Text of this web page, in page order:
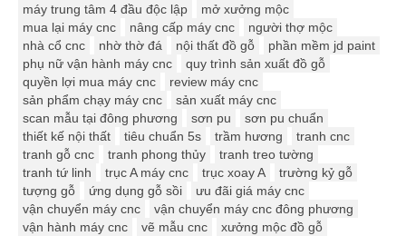
máy trung tâm 4 đầu độc lập
mở xưởng mộc
mua lại máy cnc
nâng cấp máy cnc
người thợ mộc
nhà cổ cnc
nhờ thờ đá nội thất đồ gỗ
phần mềm jd paint
phụ nữ vận hành máy cnc
quy trình sản xuất đồ gỗ
quyền lợi mua máy cnc
review máy cnc
sản phẩm chạy máy cnc
sản xuất máy cnc
scan mẫu tại đông phương
sơn pu
sơn pu chuẩn
thiết kế nội thất
tiêu chuẩn 5s trầm hương
tranh cnc
tranh gỗ cnc
tranh phong thủy
tranh treo tường
tranh tứ linh
trục A máy cnc trục xoay A
trường kỷ gỗ
tượng gỗ
ứng dụng gỗ sồi
ưu đãi giá máy cnc
vận chuyển máy cnc
vận chuyển máy cnc đông phương
vận hành máy cnc
vẽ mẫu cnc
xưởng mộc đồ gỗ